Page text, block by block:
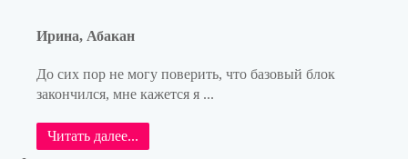
Ирина, Абакан
До сих пор не могу поверить, что базовый блок
закончился, мне кажется я ...
Читать далее...